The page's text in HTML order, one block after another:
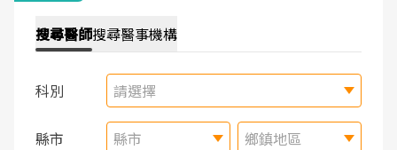
搜尋醫師搜尋醫事機構
科別 請選擇
縣市 縣市 鄉鎮地區